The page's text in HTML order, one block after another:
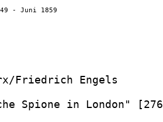
- Juni 1859
Friedrich Engels
Spione in London"